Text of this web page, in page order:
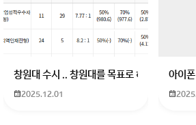
창원대 수시 .. 창원대를 목표로 하고 있는 09
2025.12.01
아이